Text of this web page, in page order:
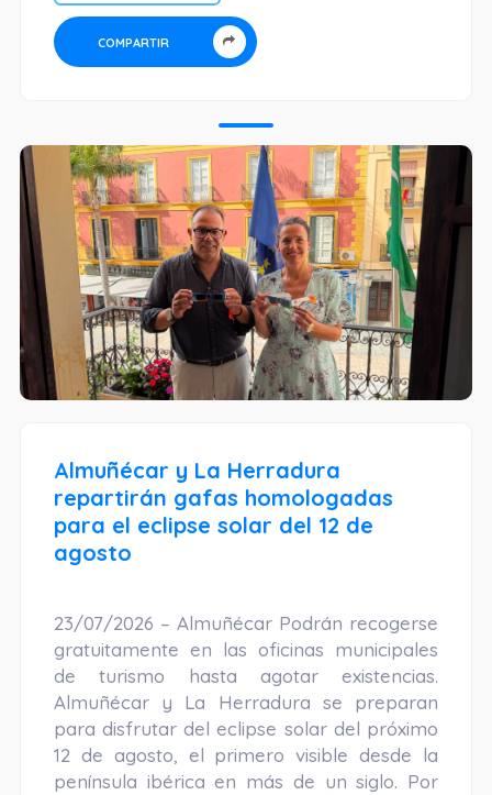
COMPARTIR
Almuñécar y La Herradura
repartirán gafas homologadas
para el eclipse solar del 12 de
agosto
23/07/2026 – Almuñécar Podrán recogerse
gratuitamente en las oficinas municipales
de turismo hasta agotar existencias.
Almuñécar y La Herradura se preparan
para disfrutar del eclipse solar del próximo
12 de agosto, el primero visible desde la
península ibérica en más de un siglo. Por